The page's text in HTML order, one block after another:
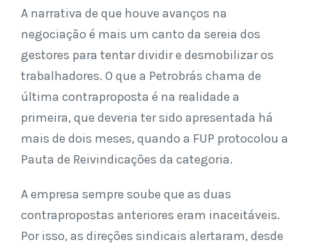
A narrativa de que houve avanços na
negociação é mais um canto da sereia dos
gestores para tentar dividir e desmobilizar os
trabalhadores. O que a Petrobrás chama de
última contraproposta é na realidade a
primeira, que deveria ter sido apresentada há
mais de dois meses, quando a FUP protocolou a
Pauta de Reivindicações da categoria.
A empresa sempre soube que as duas
contrapropostas anteriores eram inaceitáveis.
Por isso, as direções sindicais alertaram, desde